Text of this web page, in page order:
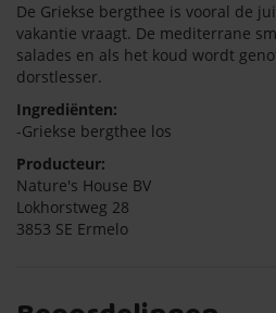
De Griekse bergthee is vooral de
vakantie vraagt. De mediterrane
salades en als het koud wordt
dorstlesser.
Ingrediënten:
-Griekse bergthee los
Producteur:
Nature's House BV
Lokhorstweg 28
3853 SE Ermelo